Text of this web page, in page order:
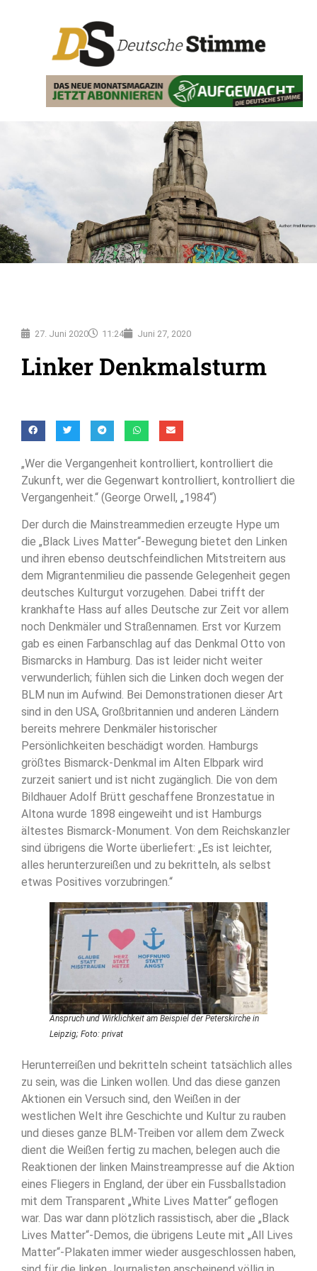
27. Juni 2020 11:24 Juni 27, 2020
Linker Denkmalsturm
„Wer die Vergangenheit kontrolliert, kontrolliert die
Zukunft, wer die Gegenwart kontrolliert, kontrolliert die
Vergangenheit.“ (George Orwell, „1984“)
Der durch die Mainstreammedien erzeugte Hype um
die „Black Lives Matter“-Bewegung bietet den Linken
und ihren ebenso deutschfeindlichen Mitstreitern aus
dem Migrantenmilieu die passende Gelegenheit gegen
deutsches Kulturgut vorzugehen. Dabei trifft der
krankhafte Hass auf alles Deutsche zur Zeit vor allem
noch Denkmäler und Straßennamen. Erst vor Kurzem
gab es einen Farbanschlag auf das Denkmal Otto von
Bismarcks in Hamburg. Das ist leider nicht weiter
verwunderlich; fühlen sich die Linken doch wegen der
BLM nun im Aufwind. Bei Demonstrationen dieser Art
sind in den USA, Großbritannien und anderen Ländern
bereits mehrere Denkmäler historischer
Persönlichkeiten beschädigt worden. Hamburgs
größtes Bismarck-Denkmal im Alten Elbpark wird
zurzeit saniert und ist nicht zugänglich. Die von dem
Bildhauer Adolf Brütt geschaffene Bronzestatue in
Altona wurde 1898 eingeweiht und ist Hamburgs
ältestes Bismarck-Monument. Von dem Reichskanzler
sind übrigens die Worte überliefert: „Es ist leichter,
alles herunterzureißen und zu bekritteln, als selbst
etwas Positives vorzubringen.“
Anspruch und Wirklichkeit am Beispiel der Peterskirche in
Leipzig; Foto: privat
Herunterreißen und bekritteln scheint tatsächlich alles
zu sein, was die Linken wollen. Und das diese ganzen
Aktionen ein Versuch sind, den Weißen in der
westlichen Welt ihre Geschichte und Kultur zu rauben
und dieses ganze BLM-Treiben vor allem dem Zweck
dient die Weißen fertig zu machen, belegen auch die
Reaktionen der linken Mainstreampresse auf die Aktion
eines Fliegers in England, der über ein Fussballstadion
mit dem Transparent „White Lives Matter“ geflogen
war. Das war dann plötzlich rassistisch, aber die „Black
Lives Matter“-Demos, die übrigens Leute mit „All Lives
Matter“-Plakaten immer wieder ausgeschlossen haben,